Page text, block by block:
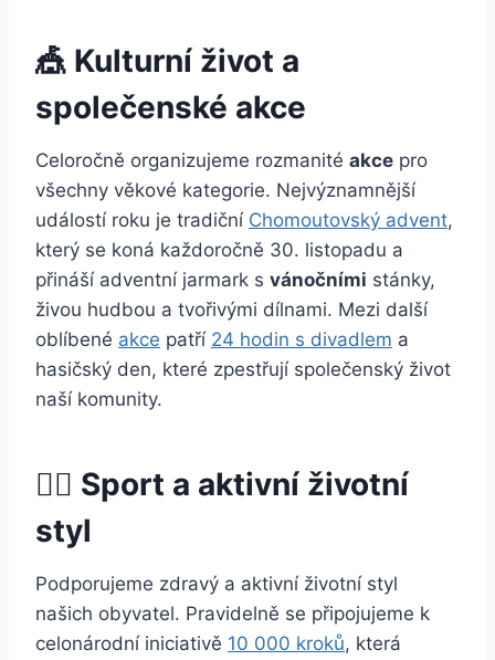
🎪 Kulturní život a
společenské akce
Celoročně organizujeme rozmanité akce pro
všechny věkové kategorie. Nejvýznamnější
událostí roku je tradiční Chomoutovský advent,
který se koná každoročně 30. listopadu a
přináší adventní jarmark s vánočními stánky,
živou hudbou a tvořivými dílnami. Mezi další
oblíbené akce patří 24 hodin s divadlem a
hasičský den, které zpestřují společenský život
naší komunity.
🏃‍♂️ Sport a aktivní životní
styl
Podporujeme zdravý a aktivní životní styl
našich obyvatel. Pravidelně se připojujeme k
celonárodní iniciativě 10 000 kroků, která